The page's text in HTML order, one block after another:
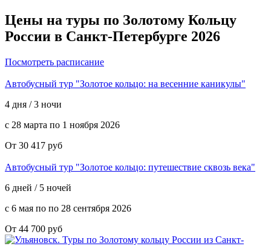
Цены на туры по Золотому Кольцу
России в Санкт-Петербурге 2026
Посмотреть расписание
Автобусный тур "Золотое кольцо: на весенние каникулы"
4 дня / 3 ночи
с 28 марта по 1 ноября 2026
От 30 417 руб
Автобусный тур "Золотое кольцо: путешествие сквозь века"
6 дней / 5 ночей
с 6 мая по по 28 сентября 2026
От 44 700 руб